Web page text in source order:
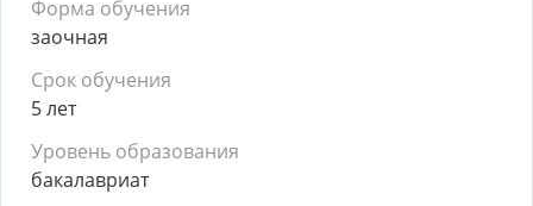
Форма обучения
заочная
Срок обучения
5 лет
Уровень образования
бакалавриат